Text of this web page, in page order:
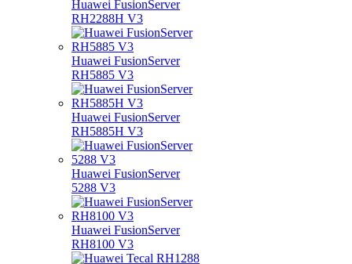
Huawei FusionServer
RH2288H V3
Huawei FusionServer
RH5885 V3
Huawei FusionServer
RH5885H V3
Huawei FusionServer
5288 V3
Huawei FusionServer
RH8100 V3